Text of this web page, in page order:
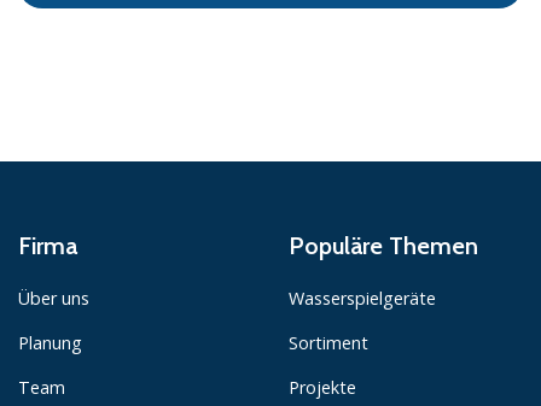
Firma
Über uns
Planung
Team
Populäre Themen
Wasserspielgeräte
Sortiment
Projekte